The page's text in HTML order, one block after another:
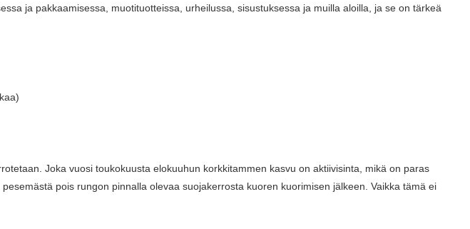
ja pakkaamisessa, muotituotteissa, urheilussa, sisustuksessa ja muilla aloilla, ja se on tärkeä
Joka vuosi toukokuusta elokuuhun korkkitammen kasvu on aktiivisinta, mikä on paras
pois rungon pinnalla olevaa suojakerrosta kuoren kuorimisen jälkeen. Vaikka tämä ei